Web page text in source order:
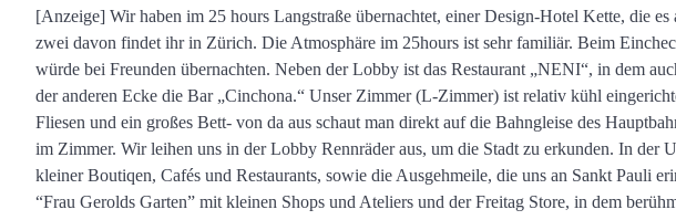
[Anzeige] Wir haben im 25 hours Langstraße übernachtet, einer Design-Hotel Kette, die
zwei davon findet ihr in Zürich. Die Atmosphäre im 25hours ist sehr familiär. Beim
würde bei Freunden übernachten. Neben der Lobby ist das Restaurant „NENI“, in dem
der anderen Ecke die Bar „Cinchona.“ Unser Zimmer (L-Zimmer) ist relativ kühl
Fliesen und ein großes Bett- von da aus schaut man direkt auf die Bahngleise des
im Zimmer. Wir leihen uns in der Lobby Rennräder aus, um die Stadt zu erkunden. In der
kleiner Boutiqen, Cafés und Restaurants, sowie die Ausgehmeile, die uns an Sankt Pauli
“Frau Gerolds Garten” mit kleinen Shops und Ateliers und der Freitag Store, in dem